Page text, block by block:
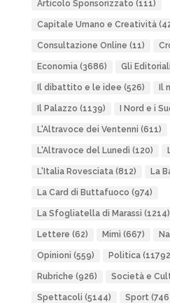
Articolo Sponsorizzato (111)
Capitale Umano e Creatività
Consultazione Online (11)
Economia(3686) Gli Editoriali
Il dibattito e le idee (526) Il
Il Palazzo (1139) I Nord e i
L'Altravoce dei Ventenni (611)
L'Altravoce del Lunedì (120)
L'Italia Rovesciata(812) La
La Card di Buttafuoco (974)
La Sfogliatella di Marassi (1214)
Lettere (62) Mimì (667)
Opinioni (559) Politica
Rubriche (926) Società e
Spettacoli (5144) Sport